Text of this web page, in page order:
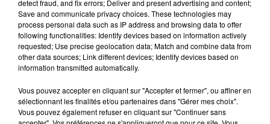
fil actus
4 juillet 2022
Radio Star Live avec Dadju
Marseille : une application pour mettre en
relation extras et...
detect fraud, and fix errors; Deliver and present advertising and content;
Save and communicate privacy choices. These technologies may
process personal data such as IP address and browsing data to offer
following functionalities: Identify devices based on information actively
requested; Use precise geolocation data; Match and combine data from
other data sources; Link different devices; Identify devices based on
information transmitted automatically.
Vous pouvez accepter en cliquant sur "Accepter et fermer", ou affiner en
sélectionnant les finalités et/ou partenaires dans "Gérer mes choix".
Vous pouvez également refuser en cliquant sur "Continuer sans